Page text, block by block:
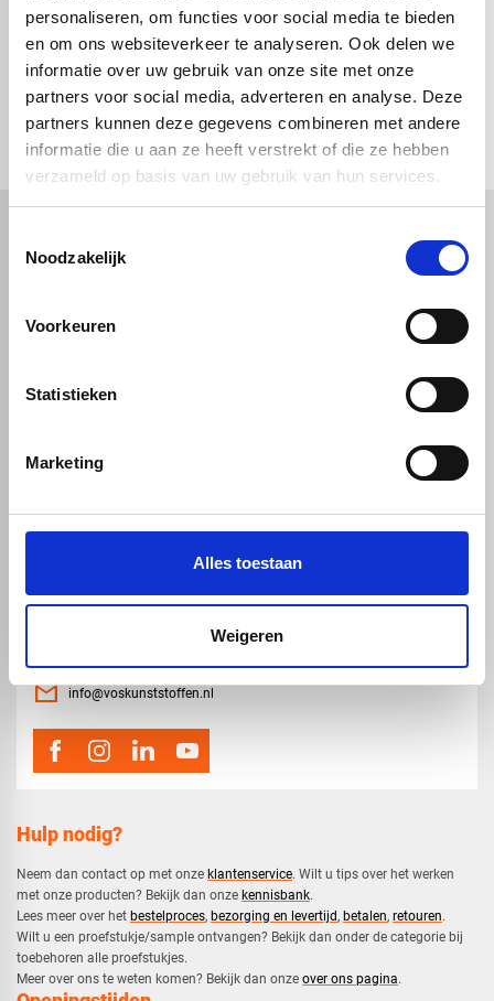
personaliseren, om functies voor social media te bieden
en om ons websiteverkeer te analyseren. Ook delen we
informatie over uw gebruik van onze site met onze
partners voor social media, adverteren en analyse. Deze
partners kunnen deze gegevens combineren met andere
informatie die u aan ze heeft verstrekt of die ze hebben
verzameld op basis van uw gebruik van hun services.
Noodzakelijk
Voorkeuren
Statistieken
Marketing
Alles toestaan
Weigeren
Kunststof
Gekleurd plexiglas
Polycarbonaat platen
Hard PVC plaat
Dibond
Technische kunststoffen
Hulp nodig?
Neem dan contact op met onze klantenservice. Wilt u tips over het werken
met onze producten? Bekijk dan onze kennisbank.
​Lees meer over het bestelproces, bezorging en levertijd, betalen, retouren.​
​Wilt u een proefstukje/sample ontvangen? Bekijk dan onder de categorie bij
toebehoren alle proefstukjes.
​​Meer over ons te weten komen? Bekijk dan onze over ons pagina.
Veensesteeg 8, 4264 KG Veen
phone_enabled 0416 75 02 55
mail info@voskunststoffen.nl